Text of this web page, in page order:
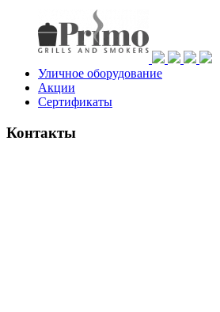
Уличное оборудование
Акции
Сертификаты
Контакты